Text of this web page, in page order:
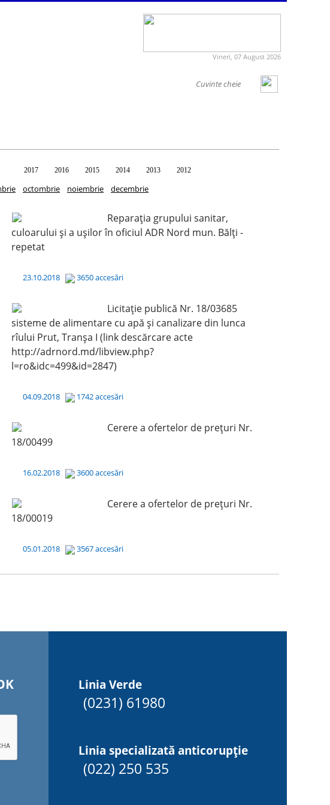
Vineri, 07 August 2026
2017 2016 2015 2014 2013 2012
octombrie noiembrie decembrie
Reparația grupului sanitar,
culoarului și a ușilor în oficiul ADR Nord mun. Bălți -
repetat
23.10.2018 3650 accesări
Licitaţie publică Nr. 18/03685
sisteme de alimentare cu apă și canalizare din lunca
rîului Prut, Tranșa I (link descărcare acte
http://adrnord.md/libview.php?
l=ro&idc=499&id=2847)
04.09.2018 1742 accesări
Cerere a ofertelor de preţuri Nr.
18/00499
16.02.2018 3600 accesări
Cerere a ofertelor de preţuri Nr.
18/00019
05.01.2018 3567 accesări
Linia Verde
(0231) 61980
Linia specializată anticorupție
(022) 250 535